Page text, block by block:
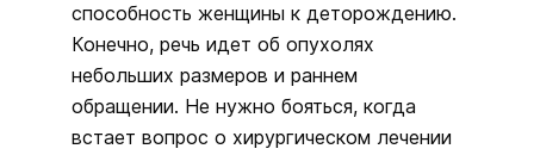
способность женщины к деторождению.
Конечно, речь идет об опухолях
небольших размеров и раннем
обращении. Не нужно бояться, когда
встает вопрос о хирургическом лечении